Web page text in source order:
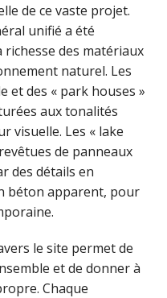
de ce vaste projet.
unifié a été
des matériaux
naturel. Les
et des « park houses »
aux tonalités
visuelle. Les « lake
de panneaux
des détails en
béton apparent, pour
le site permet de
et de donner à
Chaque